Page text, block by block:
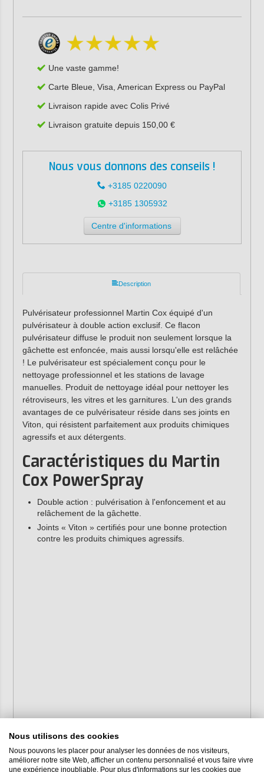
Une vaste gamme!
Carte Bleue, Visa, American Express ou PayPal
Livraison rapide avec Colis Privé
Livraison gratuite depuis 150,00 €
Nous vous donnons des conseils !
+3185 0220090
+3185 1305932
Centre d'informations
Description
Pulvérisateur professionnel Martin Cox équipé d'un
pulvérisateur à double action exclusif. Ce flacon
pulvérisateur diffuse le produit non seulement lorsque la
gâchette est enfoncée, mais aussi lorsqu'elle est relâchée
! Le pulvérisateur est spécialement conçu pour le
nettoyage professionnel et les stations de lavage
manuelles. Produit de nettoyage idéal pour nettoyer les
rétroviseurs, les vitres et les garnitures. L'un des grands
avantages de ce pulvérisateur réside dans ses joints en
Viton, qui résistent parfaitement aux produits chimiques
agressifs et aux détergents.
Caractéristiques du Martin
Cox PowerSpray
Double action : pulvérisation à l'enfoncement et au
relâchement de la gâchette.
Joints « Viton » certifiés pour une bonne protection
contre les produits chimiques agressifs.
Nous utilisons des cookies
Nous pouvons les placer pour analyser les données de nos visiteurs,
améliorer notre site Web, afficher un contenu personnalisé et vous faire vivre
une expérience inoubliable. Pour plus d'informations sur les cookies que